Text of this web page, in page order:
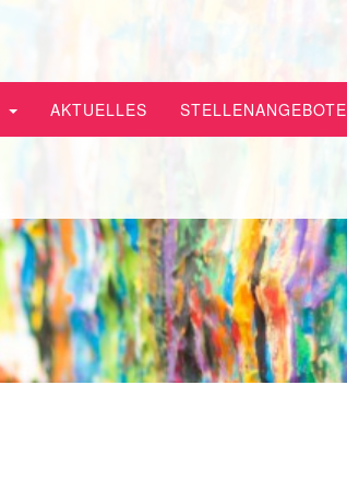
AKTUELLES STELLENANGEBOTE